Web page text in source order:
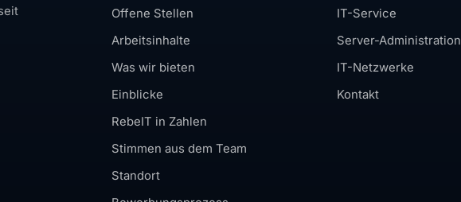
Offene Stellen
Arbeitsinhalte
Was wir bieten
Einblicke
RebeIT in Zahlen
Stimmen aus dem Team
Standort
IT-Service
Server-Administration
IT-Netzwerke
Kontakt